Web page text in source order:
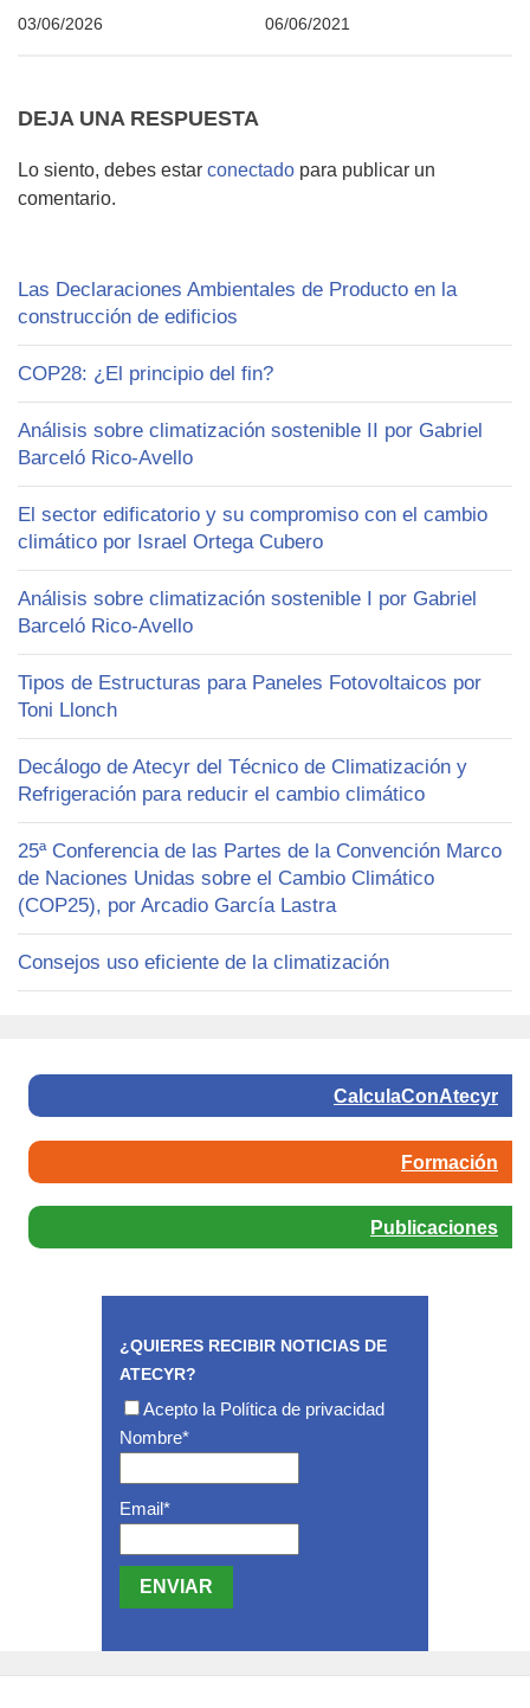
03/06/2026 06/06/2021
DEJA UNA RESPUESTA
Lo siento, debes estar conectado para publicar un
comentario.
Las Declaraciones Ambientales de Producto en la
construcción de edificios
COP28: ¿El principio del fin?
Análisis sobre climatización sostenible II por Gabriel
Barceló Rico-Avello
El sector edificatorio y su compromiso con el cambio
climático por Israel Ortega Cubero
Análisis sobre climatización sostenible I por Gabriel
Barceló Rico-Avello
Tipos de Estructuras para Paneles Fotovoltaicos por
Toni Llonch
Decálogo de Atecyr del Técnico de Climatización y
Refrigeración para reducir el cambio climático
25ª Conferencia de las Partes de la Convención Marco
de Naciones Unidas sobre el Cambio Climático
(COP25), por Arcadio García Lastra
Consejos uso eficiente de la climatización
CalculaConAtecyr
Formación
Publicaciones
¿QUIERES RECIBIR NOTICIAS DE
ATECYR?
Acepto la Política de privacidad
Nombre*
Email*